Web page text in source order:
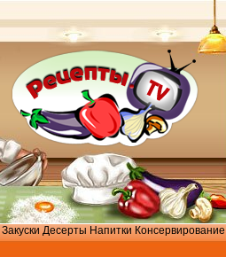
Закуски Десерты Напитки Консервирование